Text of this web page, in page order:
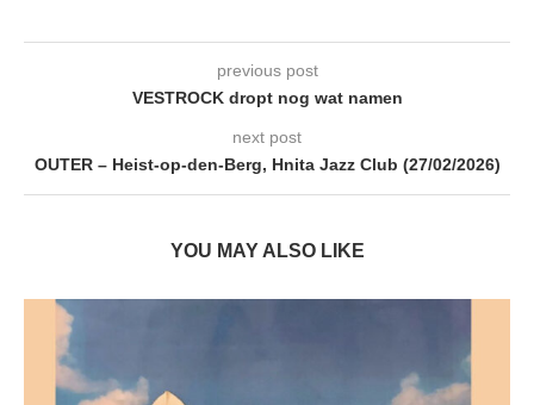
previous post
VESTROCK dropt nog wat namen
next post
OUTER – Heist-op-den-Berg, Hnita Jazz Club (27/02/2026)
YOU MAY ALSO LIKE